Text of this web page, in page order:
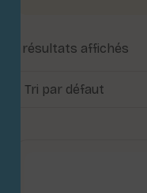
2 résultats affichés